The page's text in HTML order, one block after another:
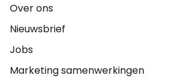
Over ons
Nieuwsbrief
Jobs
Marketing samenwerkingen